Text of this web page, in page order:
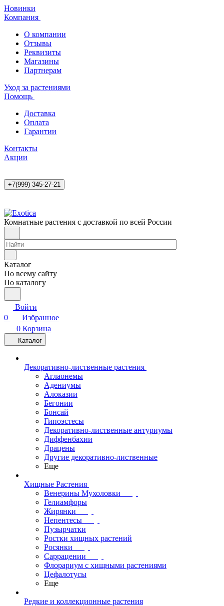
Новинки
Компания
О компании
Отзывы
Реквизиты
Магазины
Партнерам
Уход за растениями
Помощь
Доставка
Оплата
Гарантии
Контакты
Акции
+7(999) 345-27-21
Комнатные растения с доставкой по всей России
Каталог
По всему сайту
По каталогу
Войти
0
Избранное
0 Корзина
Каталог
Декоративно-лиственные растения
Аглаонемы
Адениумы
Алоказии
Бегонии
Бонсай
Гипоэстесы
Декоративно-лиственные антуриумы
Диффенбахии
Драцены
Другие декоративно-лиственные
Еще
Хищные Растения
Венерины Мухоловки
Гелиамфоры
Жирянки
Непентесы
Пузырчатки
Ростки хищных растений
Росянки
Саррацении
Флорариум с хищными растениями
Цефалотусы
Еще
Редкие и коллекционные растения